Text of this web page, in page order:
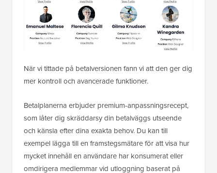
När vi tittade på betalversionen fann vi att den ger dig
mer kontroll och avancerade funktioner.
Betalplanerna erbjuder premium-anpassningsrecept,
som låter dig skräddarsy din betalväggs utseende
och känsla efter dina exakta behov. Du kan till
exempel lägga till en framstegsmätare för att visa hur
mycket innehåll en användare har konsumerat eller
omdirigera medlemmar vid utloggning baserat på